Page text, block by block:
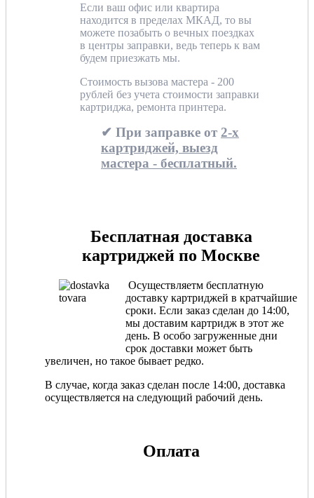
Если ваш офис или квартира
находится в пределах МКАД, то вы
можете позабыть о вечных поездках
в центры заправки, ведь теперь к вам
будем приезжать мы.
Стоимость вызова мастера - 200
рублей без учета стоимости заправки
картриджа, ремонта принтера.
✔ При заправке от 2-х
картриджей, выезд
мастера - бесплатный.
Бесплатная доставка
картриджей по Москве
Осуществляетм бесплатную
доставку картриджей в кратчайшие
сроки. Если заказ сделан до 14:00,
мы доставим картридж в этот же
день. В особо загруженные дни
срок доставки может быть
увеличен, но такое бывает редко.
В случае, когда заказ сделан после 14:00, доставка
осуществляется на следующий рабочий день.
Оплата